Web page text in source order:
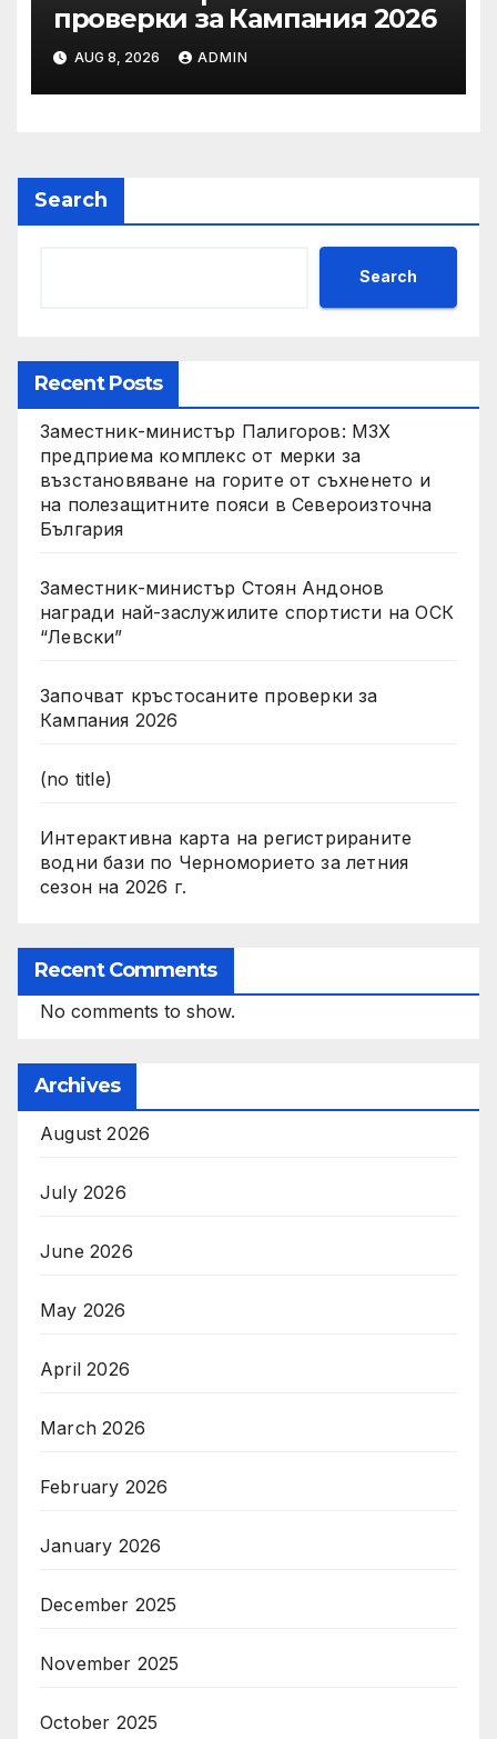
проверки за Кампания 2026
AUG 8, 2026 ADMIN
Search
Search
Recent Posts
Заместник-министър Палигоров: МЗХ
предприема комплекс от мерки за
възстановяване на горите от съхненето и
на полезащитните пояси в Североизточна
България
Заместник-министър Стоян Андонов
награди най-заслужилите спортисти на ОСК
“Левски”
Започват кръстосаните проверки за
Кампания 2026
(no title)
Интерактивна карта на регистрираните
водни бази по Черноморието за летния
сезон на 2026 г.
Recent Comments
No comments to show.
Archives
August 2026
July 2026
June 2026
May 2026
April 2026
March 2026
February 2026
January 2026
December 2025
November 2025
October 2025